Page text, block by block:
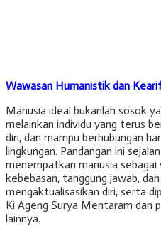
Wawasan Humanistik dan
Manusia ideal bukanlah sosok
melainkan individu yang terus
diri, dan mampu berhubungan
lingkungan. Pandangan ini
menempatkan manusia sebagai
kebebasan, tanggung jawab,
mengaktualisasikan diri, serta
Ki Ageng Surya Mentaram dan
lainnya.